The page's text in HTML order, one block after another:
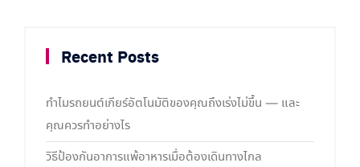
Recent Posts
ทำไมรถยนต์เกียร์อัตโนมัติของคุณถึงเร่งไม่ขึ้น — และ
คุณควรทำอย่างไร
วิธีป้องกันอาการแพ้อาหารเมื่อต้องเดินทางไกล